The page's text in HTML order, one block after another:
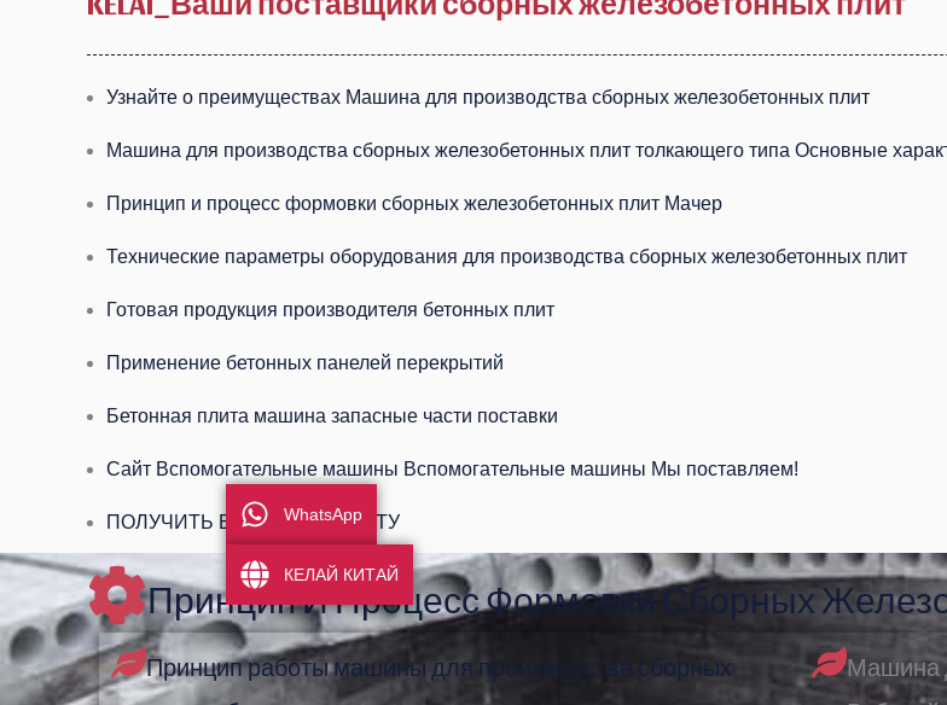
Узнайте о преимуществах Машина для производства сборных железобетонных плит
Машина для производства сборных железобетонных плит толкающего типа Основные
Принцип и процесс формовки сборных железобетонных плит Мачер
Технические параметры оборудования для производства сборных железобетонных плит
Готовая продукция производителя бетонных плит
Применение бетонных панелей перекрытий
Бетонная плита машина запасные части поставки
Сайт Вспомогательные машины Вспомогательные машины Мы поставляем!
ПОЛУЧИТЬ БЫСТРУЮ ЦИТАТУ
Принцип И Процесс Формовки Сборных
Принцип работы машины для производства сборных
Машина
WhatsApp
КЕЛАЙ КИТАЙ